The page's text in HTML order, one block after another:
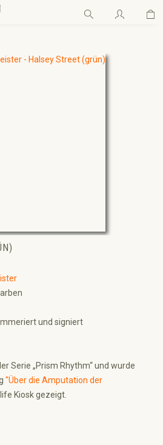
und signiert
Serie „Prism Rhythm“ und wurde
"Über die Amputation der
Kiosk gezeigt.